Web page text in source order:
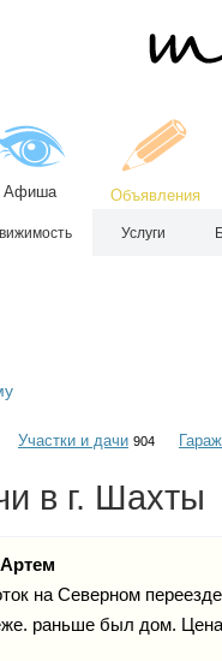
Афиша Объявления
Услуги
Участки и дачи 904
в г. Шахты
на Северном
раньше был дом.